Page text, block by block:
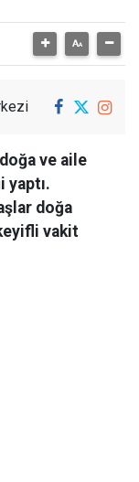
ve aile
yaptı.
doğa
vakit